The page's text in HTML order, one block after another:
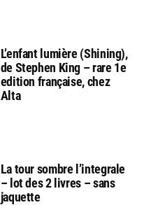
L’enfant lumière (Shining),
de Stephen King – rare 1e
edition française, chez
Alta
La tour sombre l’integrale
– lot des 2 livres – sans
jaquette